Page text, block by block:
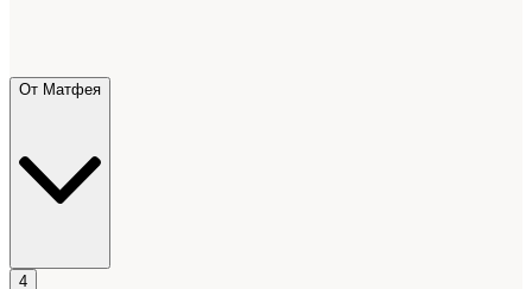
От Матфея
4